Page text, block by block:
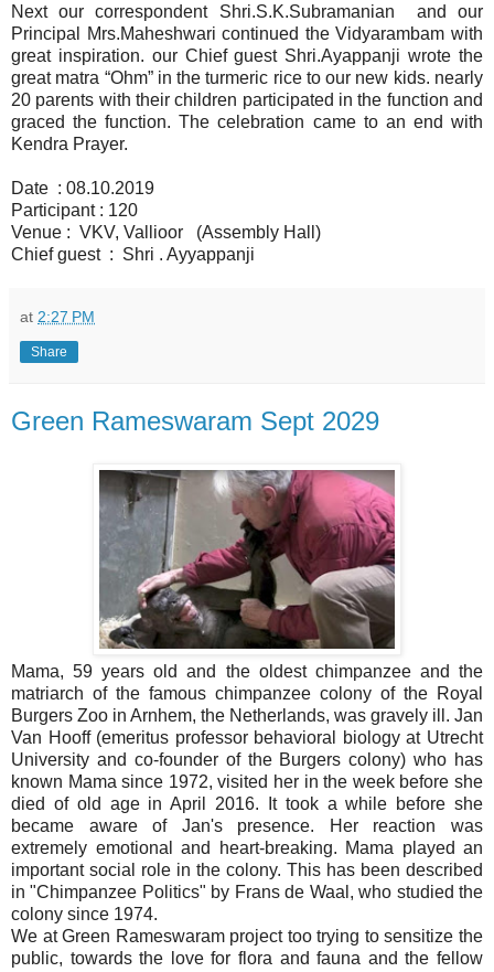
Next our correspondent Shri.S.K.Subramanian and our
Principal Mrs.Maheshwari continued the Vidyarambam with
great inspiration. our Chief guest Shri.Ayappanji wrote the
great matra “Ohm” in the turmeric rice to our new kids. nearly
20 parents with their children participated in the function and
graced the function. The celebration came to an end with
Kendra Prayer.
Date : 08.10.2019
Participant : 120
Venue : VKV, Vallioor (Assembly Hall)
Chief guest : Shri . Ayyappanji
at 2:27 PM
Share
Green Rameswaram Sept 2029
Mama, 59 years old and the oldest chimpanzee and the
matriarch of the famous chimpanzee colony of the Royal
Burgers Zoo in Arnhem, the Netherlands, was gravely ill. Jan
Van Hooff (emeritus professor behavioral biology at Utrecht
University and co-founder of the Burgers colony) who has
known Mama since 1972, visited her in the week before she
died of old age in April 2016. It took a while before she
became aware of Jan's presence. Her reaction was
extremely emotional and heart-breaking. Mama played an
important social role in the colony. This has been described
in "Chimpanzee Politics" by Frans de Waal, who studied the
colony since 1974.
We at Green Rameswaram project too trying to sensitize the
public, towards the love for flora and fauna and the fellow